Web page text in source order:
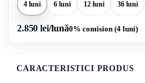
4 luni 6 luni 12 luni 36 luni
2.850 lei/lună0% comision (4 luni)
CARACTERISTICI PRODUS